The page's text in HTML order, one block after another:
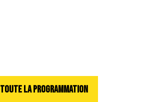
TOUTE LA PROGRAMMATION